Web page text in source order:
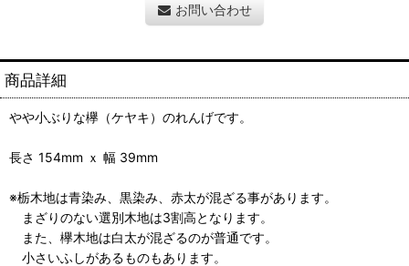
お問い合わせ
商品詳細
やや小ぶりな欅（ケヤキ）のれんげです。
長さ 154mm ｘ 幅 39mm
※栃木地は青染み、黒染み、赤太が混ざる事があります。
まざりのない選別木地は3割高となります。
また、欅木地は白太が混ざるのが普通です。
小さいふしがあるものもあります。